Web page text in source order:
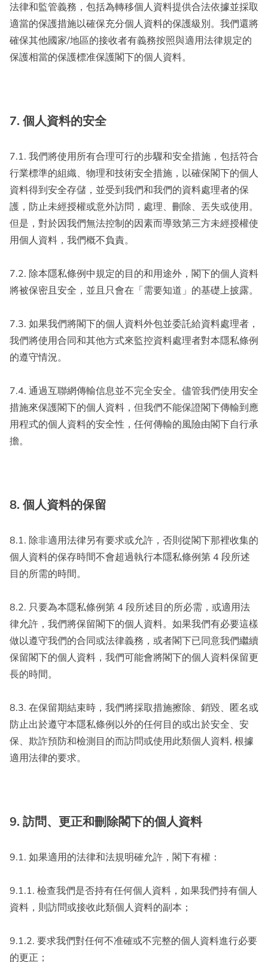
法律和監管義務，包括為轉移個人資料提供合法依據並採取
適當的保護措施以確保充分個人資料的保護級別。我們還將
確保其他國家/地區的接收者有義務按照與適用法律規定的
保護相當的保護標准保護閣下的個人資料。
7. 個人資料的安全
7.1. 我們將使用所有合理可行的步驟和安全措施，包括符合
行業標準的組織、物理和技術安全措施，以確保閣下的個人
資料得到安全存儲，並受到我們和我們的資料處理者的保
護，防止未經授權或意外訪問，處理、刪除、丟失或使用。
但是，對於因我們無法控制的因素而導致第三方未經授權使
用個人資料，我們概不負責。
7.2. 除本隱私條例中規定的目的和用途外，閣下的個人資料
將被保密且安全，並且只會在「需要知道」的基礎上披露。
7.3. 如果我們將閣下的個人資料外包並委託給資料處理者，
我們將使用合同和其他方式來監控資料處理者對本隱私條例
的遵守情況。
7.4. 通過互聯網傳輸信息並不完全安全。儘管我們使用安全
措施來保護閣下的個人資料，但我們不能保證閣下傳輸到應
用程式的個人資料的安全性，任何傳輸的風險由閣下自行承
擔。
8. 個人資料的保留
8.1. 除非適用法律另有要求或允許，否則從閣下那裡收集的
個人資料的保存時間不會超過執行本隱私條例第 4 段所述
目的所需的時間。
8.2. 只要為本隱私條例第 4 段所述目的所必需，或適用法
律允許，我們將保留閣下的個人資料。如果我們有必要這樣
做以遵守我們的合同或法律義務，或者閣下已同意我們繼續
保留閣下的個人資料，我們可能會將閣下的個人資料保留更
長的時間。
8.3. 在保留期結束時，我們將採取措施擦除、銷毀、匿名或
防止出於遵守本隱私條例以外的任何目的或出於安全、安
保、欺詐預防和檢測目的而訪問或使用此類個人資料, 根據
適用法律的要求。
9. 訪問、更正和刪除閣下的個人資料
9.1. 如果適用的法律和法規明確允許，閣下有權：
9.1.1. 檢查我們是否持有任何個人資料，如果我們持有個人
資料，則訪問或接收此類個人資料的副本；
9.1.2. 要求我們對任何不准確或不完整的個人資料進行必要
的更正；